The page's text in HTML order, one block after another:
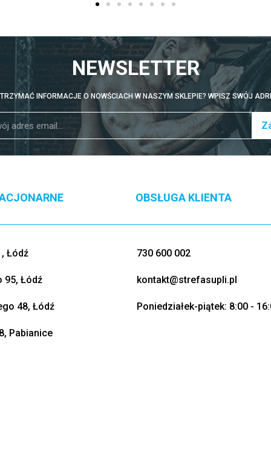
NEWSLETTER
INFORMACJE O NOWŚCIACH W NASZYM SKLEPIE? WPISZ SWÓJ
Łódź
95, Łódź
48, Łódź
Pabianice
OBSŁUGA KLIENTA
730 600 002
kontakt@strefasupli.pl
Poniedziałek-piątek: 8:00 -